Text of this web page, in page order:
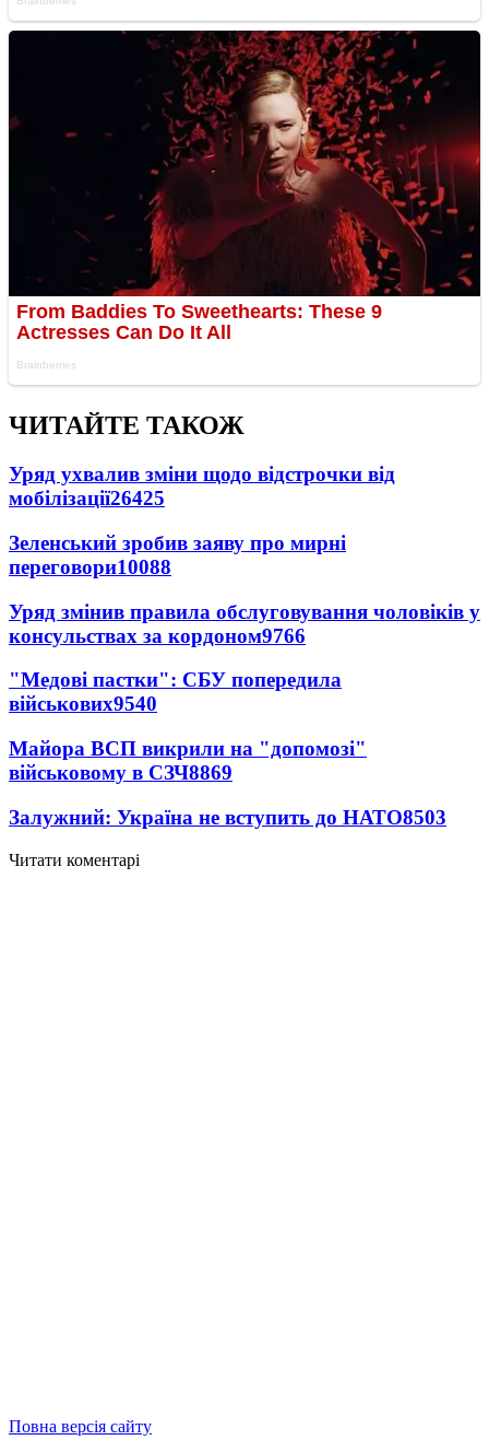
ЧИТАЙТЕ ТАКОЖ
Уряд ухвалив зміни щодо відстрочки від
мобілізації26425
Зеленський зробив заяву про мирні
переговори10088
Уряд змінив правила обслуговування чоловіків у
консульствах за кордоном9766
"Медові пастки": СБУ попередила
військових9540
Майора ВСП викрили на "допомозі"
військовому в СЗЧ8869
Залужний: Україна не вступить до НАТО8503
Читати коментарі
Повна версія сайту